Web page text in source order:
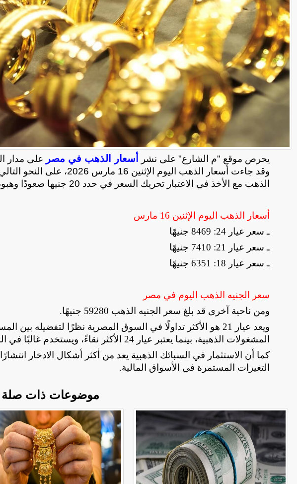
يحرص موقع "م الشارع" على نشر أسعار الذهب في مصر على مدار
وقد جاءت أسعار الذهب اليوم
الذهب مع الأخذ في الاعتبار تحريك السعر في حدد 20 جنيها صعودًا وهبوطًا على مدار اليوم
أسعار الذهب اليوم الإثنين 16 مارس
ـ سعر عيار 24: 8469 جنيهًا
ـ سعر عيار 21: 7410 جنيهًا
ـ سعر عيار 18: 6351 جنيهًا
سعر الجنيه الذهب اليوم في مصر
ومن ناحية آخرى قد بلغ سعر الجنيه الذهب 59280 جنيهًا
.
ويعد عيار 21 هو الأكثر تداولًا في السوق المصرية نظرًا
المشغولات الذهبية، بينما يعتبر عيار 24 الأكثر نقاءً، ويستخدم غالبًا في السبائك والاستثمار
كما أن الاستثمار في السبائك الذهبية يعد من أكثر أشكال الادخار
التغيرات المستمرة في الأسواق المالية.
موضوعات ذات صلة